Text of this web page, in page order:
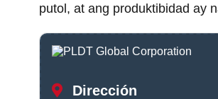
putol, at ang produktibidad ay
Dirección